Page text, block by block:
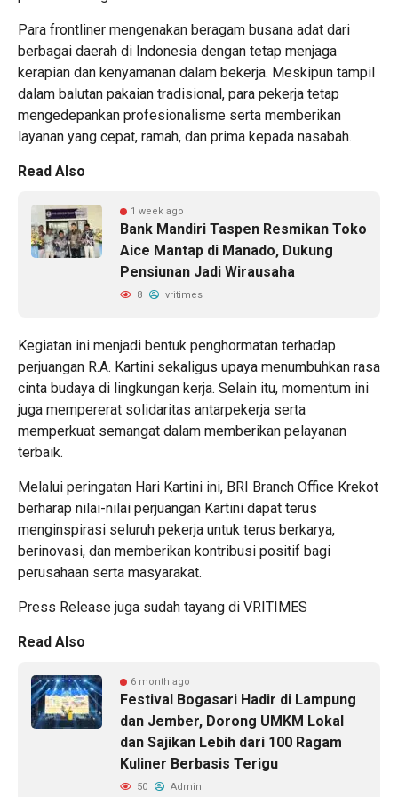
Para frontliner mengenakan beragam busana adat dari
berbagai daerah di Indonesia dengan tetap menjaga
kerapian dan kenyamanan dalam bekerja. Meskipun tampil
dalam balutan pakaian tradisional, para pekerja tetap
mengedepankan profesionalisme serta memberikan
layanan yang cepat, ramah, dan prima kepada nasabah.
Read Also
1 week ago
Bank Mandiri Taspen Resmikan Toko
Aice Mantap di Manado, Dukung
Pensiunan Jadi Wirausaha
8 vritimes
Kegiatan ini menjadi bentuk penghormatan terhadap
perjuangan R.A. Kartini sekaligus upaya menumbuhkan rasa
cinta budaya di lingkungan kerja. Selain itu, momentum ini
juga mempererat solidaritas antarpekerja serta
memperkuat semangat dalam memberikan pelayanan
terbaik.
Melalui peringatan Hari Kartini ini, BRI Branch Office Krekot
berharap nilai-nilai perjuangan Kartini dapat terus
menginspirasi seluruh pekerja untuk terus berkarya,
berinovasi, dan memberikan kontribusi positif bagi
perusahaan serta masyarakat.
Press Release juga sudah tayang di VRITIMES
Read Also
6 month ago
Festival Bogasari Hadir di Lampung
dan Jember, Dorong UMKM Lokal
dan Sajikan Lebih dari 100 Ragam
Kuliner Berbasis Terigu
50 Admin